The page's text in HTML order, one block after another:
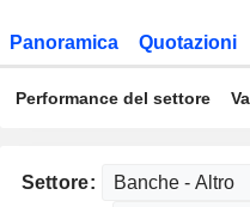
Panoramica Quotazioni
Performance del settore
Settore: